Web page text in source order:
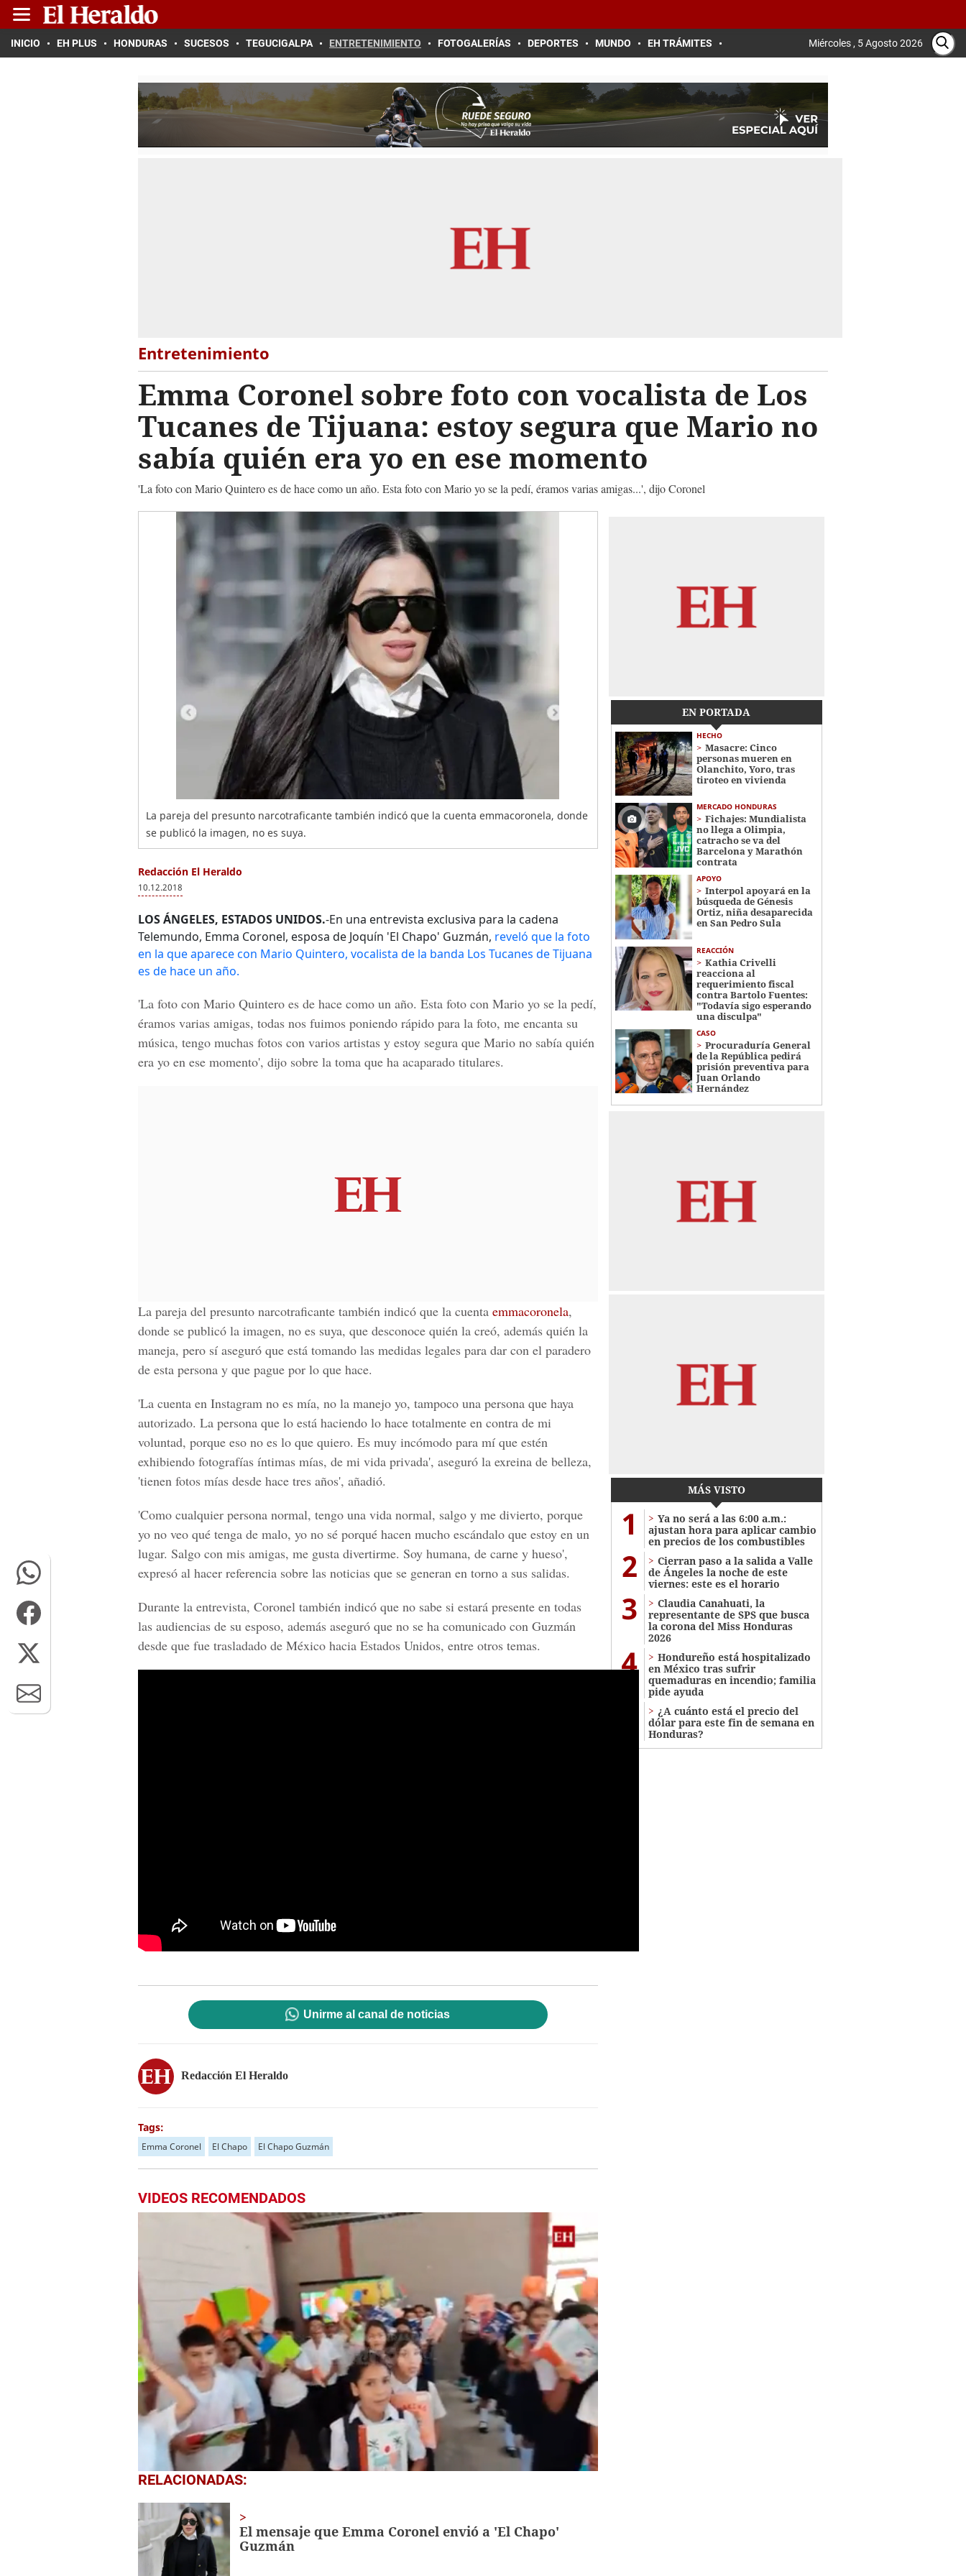
INICIO EH PLUS HONDURAS SUCESOS TEGUCIGALPA ENTRETENIMIENTO FOTOGALERÍAS DEPORTES MUNDO EH TRÁMITES Miércoles , 5 Agosto 2026
Entretenimiento
Emma Coronel sobre foto con vocalista de Los
Tucanes de Tijuana: estoy segura que Mario no
sabía quién era yo en ese momento
'La foto con Mario Quintero es de hace como un año. Esta foto con Mario yo se la pedí, éramos varias amigas...', dijo Coronel
La pareja del presunto narcotraficante también indicó que la cuenta emmacoronela, donde
se publicó la imagen, no es suya.
Redacción El Heraldo
10.12.2018
LOS ÁNGELES, ESTADOS UNIDOS.-En una entrevista exclusiva para la cadena
Telemundo, Emma Coronel, esposa de Joquín 'El Chapo' Guzmán, reveló que la foto
en la que aparece con Mario Quintero, vocalista de la banda Los Tucanes de Tijuana
es de hace un año.
'La foto con Mario Quintero es de hace como un año. Esta foto con Mario yo se la pedí,
éramos varias amigas, todas nos fuimos poniendo rápido para la foto, me encanta su
música, tengo muchas fotos con varios artistas y estoy segura que Mario no sabía quién
era yo en ese momento', dijo sobre la toma que ha acaparado titulares.
La pareja del presunto narcotraficante también indicó que la cuenta emmacoronela,
donde se publicó la imagen, no es suya, que desconoce quién la creó, además quién la
maneja, pero sí aseguró que está tomando las medidas legales para dar con el paradero
de esta persona y que pague por lo que hace.
'La cuenta en Instagram no es mía, no la manejo yo, tampoco una persona que haya
autorizado. La persona que lo está haciendo lo hace totalmente en contra de mi
voluntad, porque eso no es lo que quiero. Es muy incómodo para mí que estén
exhibiendo fotografías íntimas mías, de mi vida privada', aseguró la exreina de belleza,
'tienen fotos mías desde hace tres años', añadió.
'Como cualquier persona normal, tengo una vida normal, salgo y me divierto, porque
yo no veo qué tenga de malo, yo no sé porqué hacen mucho escándalo que estoy en un
lugar. Salgo con mis amigas, me gusta divertirme. Soy humana, de carne y hueso',
expresó al hacer referencia sobre las noticias que se generan en torno a sus salidas.
Durante la entrevista, Coronel también indicó que no sabe si estará presente en todas
las audiencias de su esposo, además aseguró que no se ha comunicado con Guzmán
desde que fue trasladado de México hacia Estados Unidos, entre otros temas.
Unirme al canal de noticias
Redacción El Heraldo
Tags:
Emma Coronel El Chapo El Chapo Guzmán
VIDEOS RECOMENDADOS
0
seconds
minute,
56
seconds
Volume
0%
RELACIONADAS:
El mensaje que Emma Coronel envió a 'El Chapo'
Guzmán
EN PORTADA
HECHO
Masacre: Cinco
personas mueren en
Olanchito, Yoro, tras
tiroteo en vivienda
MERCADO HONDURAS
Fichajes: Mundialista
no llega a Olimpia,
catracho se va del
Barcelona y Marathón
contrata
APOYO
Interpol apoyará en la
búsqueda de Génesis
Ortiz, niña desaparecida
en San Pedro Sula
REACCIÓN
Kathia Crivelli
reacciona al
requerimiento fiscal
contra Bartolo Fuentes:
"Todavía sigo esperando
una disculpa"
CASO
Procuraduría General
de la República pedirá
prisión preventiva para
Juan Orlando
Hernández
MÁS VISTO
1
Ya no será a las 6:00 a.m.:
ajustan hora para aplicar cambio
en precios de los combustibles
2
Cierran paso a la salida a Valle
de Ángeles la noche de este
viernes: este es el horario
3
Claudia Canahuati, la
representante de SPS que busca
la corona del Miss Honduras
2026
4
Hondureño está hospitalizado
en México tras sufrir
quemaduras en incendio; familia
pide ayuda
¿A cuánto está el precio del
dólar para este fin de semana en
Honduras?